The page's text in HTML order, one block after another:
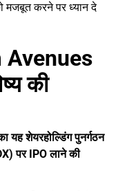
मजबूत करने पर ध्यान दे
Avenues
की
यह शेयरहोल्डिंग पुनर्गठन
पर IPO लाने की